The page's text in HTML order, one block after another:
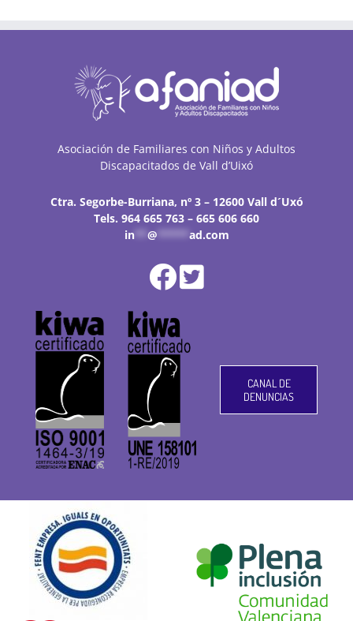
Asociación de Familiares con Niños y Adultos
Discapacitados de Vall d’Uixó
Ctra. Segorbe-Burriana, nº 3 – 12600 Vall d´Uxó
Tels. 964 665 763 – 665 606 660
in** @ ad.com
CANAL DE
DENUNCIAS